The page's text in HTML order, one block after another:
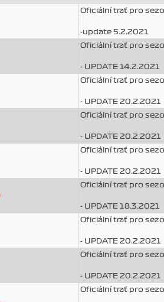
Oficiální trať pro
-update 5.2.2021
Oficiální trať pro
- UPDATE 14.2.2021
Oficiální trať pro
- UPDATE 20.2.2021
Oficiální trať pro
- UPDATE 20.2.2021
Oficiální trať pro
- UPDATE 20.2.2021
Oficiální trať pro
- UPDATE 18.3.2021
Oficiální trať pro
- UPDATE 20.2.2021
Oficiální trať pro
- UPDATE 20.2.2021
Oficiální trať pro